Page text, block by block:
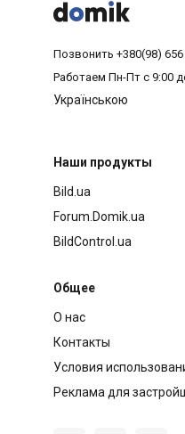



Позвонить +380(98) 656
Работаем Пн-Пт с 9:00
Українською
Наши продукты
Bild.ua
Forum.Domik.ua
BildControl.ua
Общее
О нас
Контакты
Условия
Реклама для